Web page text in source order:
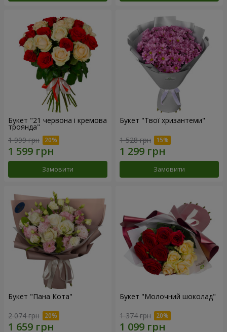
Букет "21 червона і кремова
троянда"
1 999 грн
Замовити
Букет "Твої хризантеми"
1 528 грн
Замовити
Букет "Пана Кота"
2 074 грн
Букет "Молочний шоколад"
1 374 грн